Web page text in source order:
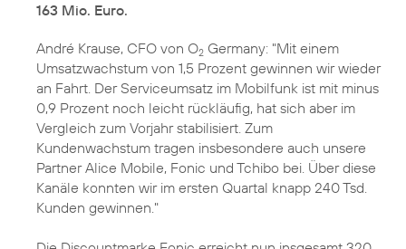
163 Mio. Euro.
André Krause, CFO von O2 Germany: "Mit einem
Umsatzwachstum von 1,5 Prozent gewinnen wir wieder
an Fahrt. Der Serviceumsatz im Mobilfunk ist mit minus
0,9 Prozent noch leicht rückläufig, hat sich aber im
Vergleich zum Vorjahr stabilisiert. Zum
Kundenwachstum tragen insbesondere auch unsere
Partner Alice Mobile, Fonic und Tchibo bei. Über diese
Kanäle konnten wir im ersten Quartal knapp 240 Tsd.
Kunden gewinnen."